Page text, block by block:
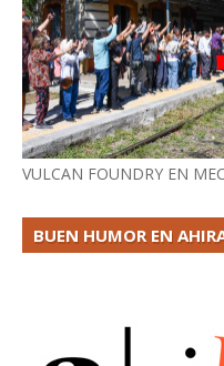
VULCAN FOUNDRY EN
BUEN HUMOR EN